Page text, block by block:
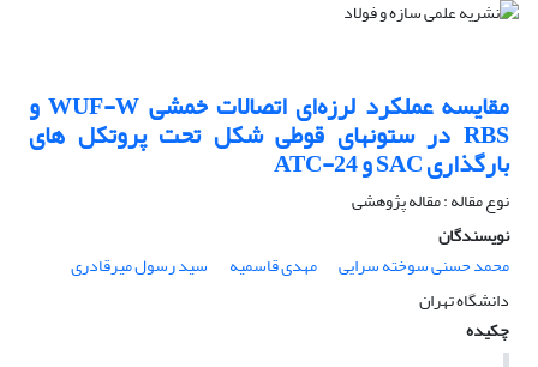
مقایسه عملکرد لرزه‌ای اتصالات خمشی WUF-W و
RBS در ستونهای قوطی شکل تحت پروتکل های
بارگذاری SAC و ATC-24
نوع مقاله : مقاله پژوهشی
نویسندگان
محمد حسنی سوخته سرایی
مهدی قاسمیه
سید رسول میرقادری
دانشگاه تهران
چکیده